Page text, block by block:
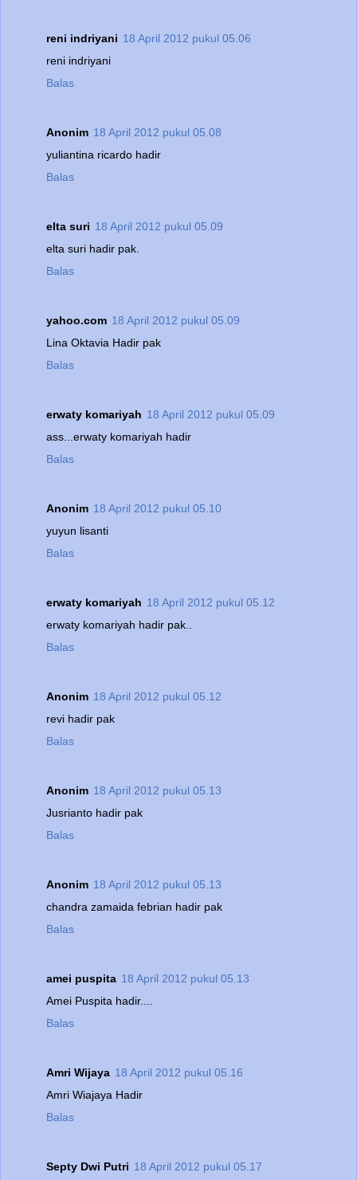
reni indriyani 18 April 2012 pukul 05.06
reni indriyani
Balas
Anonim 18 April 2012 pukul 05.08
yuliantina ricardo hadir
Balas
elta suri 18 April 2012 pukul 05.09
elta suri hadir pak.
Balas
yahoo.com 18 April 2012 pukul 05.09
Lina Oktavia Hadir pak
Balas
erwaty komariyah 18 April 2012 pukul 05.09
ass...erwaty komariyah hadir
Balas
Anonim 18 April 2012 pukul 05.10
yuyun lisanti
Balas
erwaty komariyah 18 April 2012 pukul 05.12
erwaty komariyah hadir pak..
Balas
Anonim 18 April 2012 pukul 05.12
revi hadir pak
Balas
Anonim 18 April 2012 pukul 05.13
Jusrianto hadir pak
Balas
Anonim 18 April 2012 pukul 05.13
chandra zamaida febrian hadir pak
Balas
amei puspita 18 April 2012 pukul 05.13
Amei Puspita hadir....
Balas
Amri Wijaya 18 April 2012 pukul 05.16
Amri Wiajaya Hadir
Balas
Septy Dwi Putri 18 April 2012 pukul 05.17